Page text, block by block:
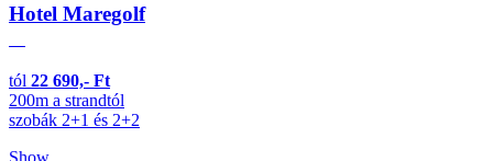
Hotel Maregolf
tól 22 690,- Ft
200m a strandtól
szobák 2+1 és 2+2
Show